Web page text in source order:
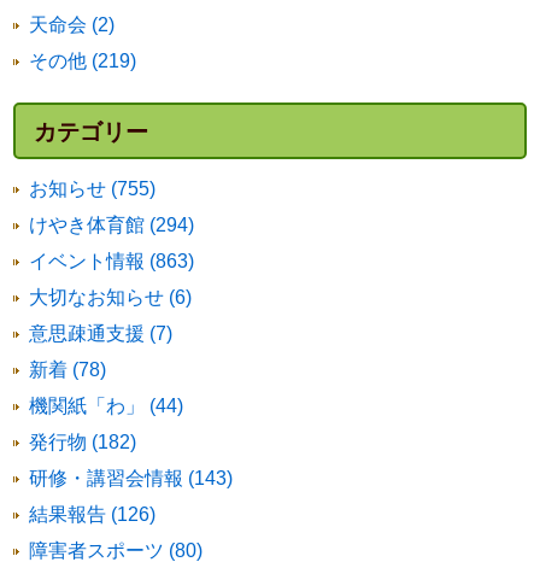
天命会 (2)
その他 (219)
カテゴリー
お知らせ (755)
けやき体育館 (294)
イベント情報 (863)
大切なお知らせ (6)
意思疎通支援 (7)
新着 (78)
機関紙「わ」 (44)
発行物 (182)
研修・講習会情報 (143)
結果報告 (126)
障害者スポーツ (80)